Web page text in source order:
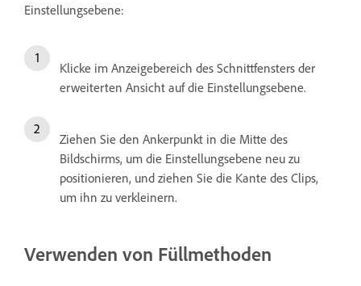
Einstellungsebene:
Klicke im Anzeigebereich des Schnittfensters der
erweiterten Ansicht auf die Einstellungsebene.
Ziehen Sie den Ankerpunkt in die Mitte des
Bildschirms, um die Einstellungsebene neu zu
positionieren, und ziehen Sie die Kante des Clips,
um ihn zu verkleinern.
Verwenden von Füllmethoden